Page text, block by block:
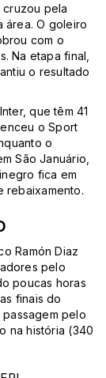
cruzou pela
área. O goleiro
com o
Na etapa final,
o resultado
que têm 41
o Sport
o
São Januário,
fica em
rebaixamento.
Ramón Diaz
pelo
poucas horas
finais do
pelo
na história (340